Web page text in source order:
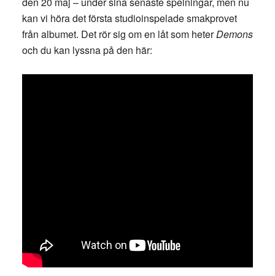
kan vi höra det första studioinspelade smakprovet
från albumet. Det rör sig om en låt som heterDemons
och du kan lyssna på den här: